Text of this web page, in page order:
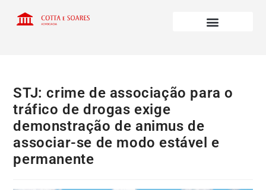
STJ: crime de associação para o
tráfico de drogas exige
demonstração de animus de
associar-se de modo estável e
permanente